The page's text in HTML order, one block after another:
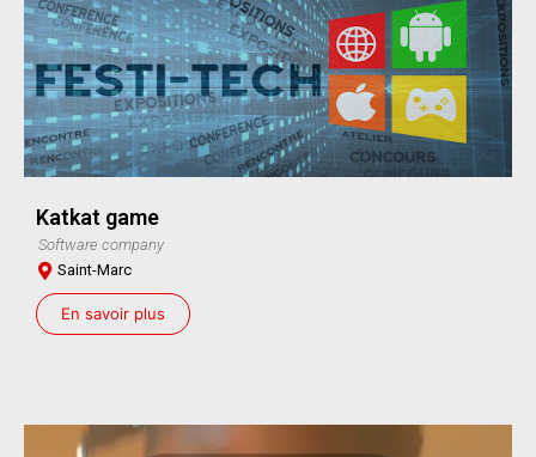
Katkat game
Software company
Saint-Marc
En savoir plus